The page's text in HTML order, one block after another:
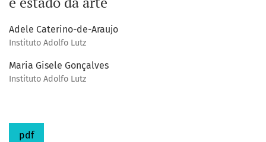
Adele Caterino-de-Araujo
Instituto Adolfo Lutz
Maria Gisele Gonçalves
Instituto Adolfo Lutz
pdf